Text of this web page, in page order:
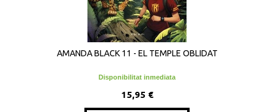
AMANDA BLACK 11 - EL TEMPLE OBLIDAT
Disponibilitat inmediata
15,95 €